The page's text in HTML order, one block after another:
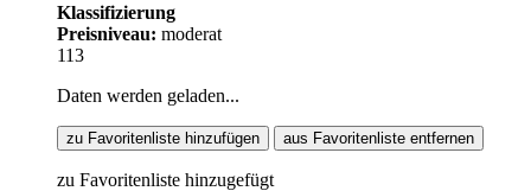
Klassifizierung
Preisniveau: moderat
113
Daten werden geladen...
zu Favoritenliste hinzufügen aus Favoritenliste entfernen
zu Favoritenliste hinzugefügt